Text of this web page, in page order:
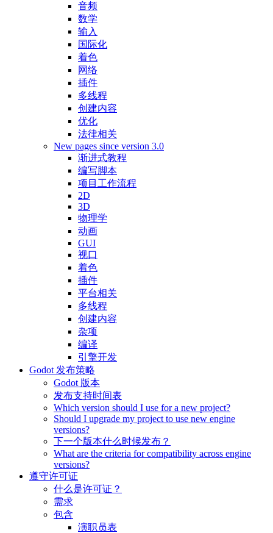
音频
数学
输入
国际化
着色
网络
插件
多线程
创建内容
优化
法律相关
New pages since version 3.0
渐进式教程
编写脚本
项目工作流程
2D
3D
物理学
动画
GUI
视口
着色
插件
平台相关
多线程
创建内容
杂项
编译
引擎开发
Godot 发布策略
Godot 版本
发布支持时间表
Which version should I use for a new project?
Should I upgrade my project to use new engine
versions?
下一个版本什么时候发布？
What are the criteria for compatibility across engine
versions?
遵守许可证
什么是许可证？
需求
包含
演职员表